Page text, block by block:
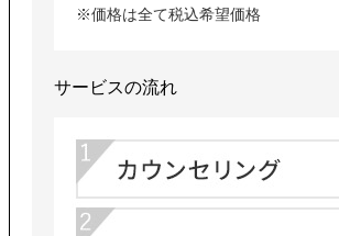
※価格は全て税込希望価格
サービスの流れ